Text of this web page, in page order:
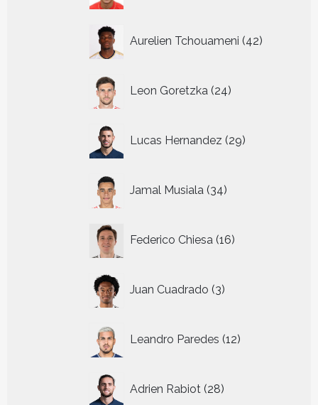
Aurelien Tchouameni 42
producten
Leon Goretzka 24
producten
Lucas Hernandez 29
producten
Jamal Musiala 34
producten
Federico Chiesa 16
producten
Juan Cuadrado 3
producten
Leandro Paredes 12
producten
Adrien Rabiot 28
producten